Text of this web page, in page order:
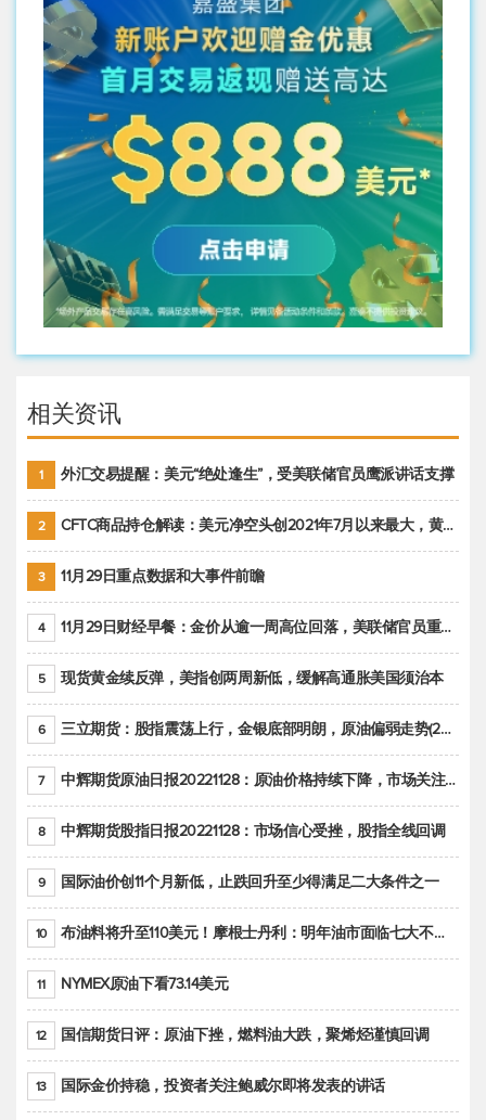
相关资讯
1 外汇交易提醒：美元“绝处逢生”，受美联储官员鹰派讲话支撑
2 CFTC商品持仓解读：美元净空头创2021年7月以来最大，黄金期货投机性净多头头寸减少
3 11月29日重点数据和大事件前瞻
4 11月29日财经早餐：金价从逾一周高位回落，美联储官员重申鹰派立场推动美元回升
5 现货黄金续反弹，美指创两周新低，缓解高通胀美国须治本
6 三立期货：股指震荡上行，金银底部明朗，原油偏弱走势(20221128收评)
7 中辉期货原油日报20221128：原油价格持续下降，市场关注OPEC+新一轮产能政策
8 中辉期货股指日报20221128：市场信心受挫，股指全线回调
9 国际油价创11个月新低，止跌回升至少得满足二大条件之一
10 布油料将升至110美元！摩根士丹利：明年油市面临七大不确定性
11 NYMEX原油下看73.14美元
12 国信期货日评：原油下挫，燃料油大跌，聚烯烃谨慎回调
13 国际金价持稳，投资者关注鲍威尔即将发表的讲话